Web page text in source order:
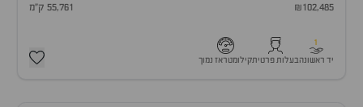
₪102,485 55,761 ק"מ
1
יד ראשונהבעלות פרטיתקילומטראז נמוך